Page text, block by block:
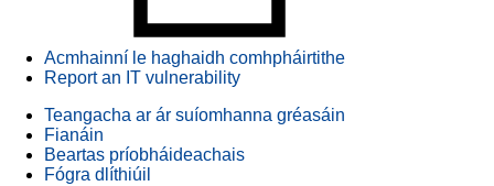
Acmhainní le haghaidh comhpháirtithe
Report an IT vulnerability
Teangacha ar ár suíomhanna gréasáin
Fianáin
Beartas príobháideachais
Fógra dlíthiúil